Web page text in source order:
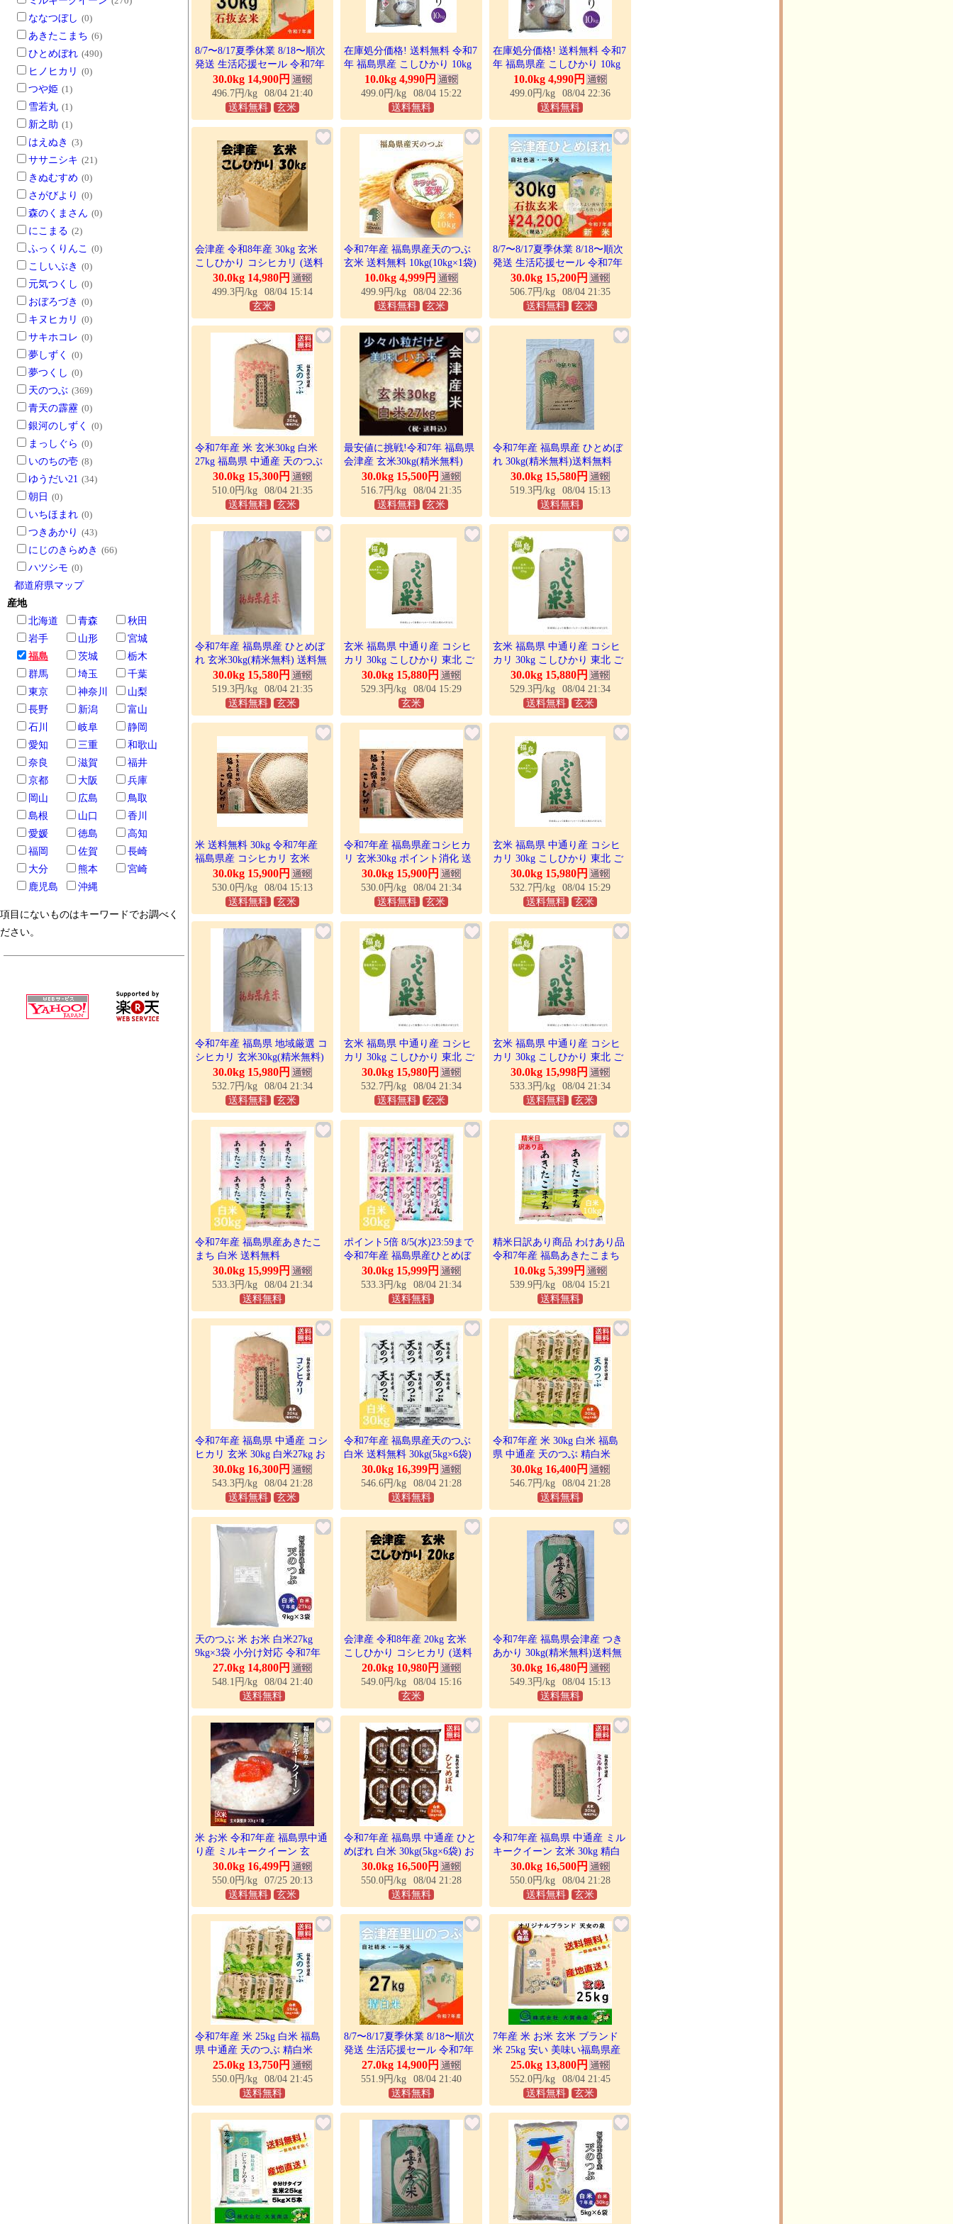
ななつぼし (0)
あきたこまち (6)
ひとめぼれ (490)
ヒノヒカリ (0)
つや姫 (1)
雪若丸 (1)
新之助 (1)
はえぬき (3)
ササニシキ (21)
きぬむすめ (0)
さがびより (0)
森のくまさん (0)
にこまる (2)
ふっくりんこ (0)
こしいぶき (0)
元気つくし (0)
おぼろづき (0)
キヌヒカリ (0)
サキホコレ (0)
夢しずく
(0)
夢つくし (0)
天のつぶ (369)
青天の霹靂 (0)
銀河のしずく
(0)
まっしぐら (0)
いのちの壱 (8)
ゆうだい21 (34)
朝日 (0)
いちほまれ (0)
つきあかり (43)
にじのきらめき (66)
ハツシモ (0)
都道府県マップ
産地
北海道
青森
秋田
岩手
山形
宮城
福島
茨城
栃木
群馬
埼玉
千葉
東京
神奈川
山梨
長野
新潟
富山
石川
岐阜
静岡
愛知
三重
和歌山
奈良
滋賀
福井
京都
大阪
兵庫
岡山
広島
鳥取
島根
山口
香川
愛媛
徳島
高知
福岡
佐賀
長崎
大分
熊本
宮崎
鹿児島
沖縄
項目にないものはキーワードでお調べく
ださい。
8/7〜8/17夏季休業 8/18〜順次
発送 生活応援セール 令和7年
産 会津 里山のつぶ 30kg 玄米
石抜色選 1等 福島県産 送料無
料地域あり
30.0kg 14,900円
496.7円/kg
08/04 21:40
送料無料
玄米
在庫処分価格! 送料無料 令和7
年 福島県産 こしひかり 10kg
米 コシヒカリ 白米
10.0kg 4,990円
499.0円/kg
08/04 15:22
送料無料
在庫処分価格! 送料無料 令和7
年 福島県産 こしひかり 10kg
米 コシヒカリ 白米 爆買
10.0kg 4,990円
499.0円/kg
08/04 22:36
送料無料
会津産 令和8年産 30kg 玄米
こしひかり コシヒカリ (送料
九州地方600円) 農家が食べる
おいしいお米! 熨斗 のし お歳
暮 福島 福島産 会津
30.0kg 14,980円
499.3円/kg
08/04 15:14
玄米
令和7年産 福島県産天のつぶ
玄米 送料無料 10kg(10kg×1袋)
米 お米 玄米 コメ こめ 玄米
10kg
10.0kg 4,999円
499.9円/kg
08/04 22:36
送料無料
玄米
8/7〜8/17夏季休業 8/18〜順次
発送 生活応援セール 令和7年
産 30kg玄米 会津産 ひとめぼ
れ 一等米 石抜色選(産地直
送・送料無料地域あり)
30.0kg 15,200円
506.7円/kg
08/04 21:35
送料無料
玄米
令和7年産 米 玄米30kg 白米
27kg 福島県 中通産 天のつぶ
小分け お米 爆買
30.0kg 15,300円
510.0円/kg
08/04 21:35
送料無料
玄米
最安値に挑戦!令和7年 福島県
会津産 玄米30kg(精米無料)
少々小粒だけど美味しいお米
30.0kg 15,500円
516.7円/kg
08/04 21:35
送料無料
玄米
令和7年産 福島県産 ひとめぼ
れ 30kg(精米無料)送料無料
※※北海道、沖縄は発送見合
わせております。
30.0kg 15,580円
519.3円/kg
08/04 15:13
送料無料
令和7年産 福島県産 ひとめぼ
れ 玄米30kg(精米無料) 送料無
料 ※玄米ご希望の場合は選択
ください
30.0kg 15,580円
519.3円/kg
08/04 21:35
送料無料
玄米
玄米 福島県 中通り産 コシヒ
カリ 30kg こしひかり 東北 ご
飯 ごはん お米 米 福島県産 30
キロ 30kg
30.0kg 15,880円
529.3円/kg
08/04 15:29
玄米
玄米 福島県 中通り産 コシヒ
カリ 30kg こしひかり 東北 ご
飯 ごはん お米 米 福島県産 30
キロ 30kg
30.0kg 15,880円
529.3円/kg
08/04 21:34
送料無料
玄米
米 送料無料 30kg 令和7年産
福島県産 コシヒカリ 玄米
30kg お米 精米無料 送料無料
30.0kg 15,900円
530.0円/kg
08/04 15:13
送料無料
玄米
令和7年産 福島県産コシヒカ
リ 玄米30kg ポイント消化 送
料無料 「爆買」
30.0kg 15,900円
530.0円/kg
08/04 21:34
送料無料
玄米
玄米 福島県 中通り産 コシヒ
カリ 30kg こしひかり 東北 ご
飯 ごはん お米 米 福島県産 30
キロ 30kg
30.0kg 15,980円
532.7円/kg
08/04 15:29
送料無料
玄米
令和7年産 福島県 地域厳選 コ
シヒカリ 玄米30kg(精米無料)
送料無料 ※玄米ご希望の場合
は選択ください
30.0kg 15,980円
532.7円/kg
08/04 21:34
送料無料
玄米
玄米 福島県 中通り産 コシヒ
カリ 30kg こしひかり 東北 ご
飯 ごはん お米 米 福島県産 30
キロ 30kg
30.0kg 15,980円
532.7円/kg
08/04 21:34
送料無料
玄米
玄米 福島県 中通り産 コシヒ
カリ 30kg こしひかり 東北 ご
飯 ごはん お米 米 福島県産 30
キロ 30kg
30.0kg 15,998円
533.3円/kg
08/04 21:34
送料無料
玄米
令和7年産 福島県産あきたこ
まち 白米 送料無料
30kg(5kg×6袋) 米 お米 白米 コ
メ こめ 白米 30kg
30.0kg 15,999円
533.3円/kg
08/04 21:34
送料無料
ポイント5倍 8/5(水)23:59まで
令和7年産 福島県産ひとめぼ
れ 白米 送料無料 30kg(5kg×6
袋) 米 お米 白米 コメ こめ 白
30.0kg 15,999円
533.3円/kg
08/04 21:34
送料無料
精米日訳あり商品 わけあり品
令和7年産 福島あきたこまち
白米 送料無料 10kg 期日指定
不可 即日発送 訳あり米 訳あ
り食品 在庫処分
10.0kg 5,399円
539.9円/kg
08/04 15:21
送料無料
令和7年産 福島県 中通産 コシ
ヒカリ 玄米 30kg 白米27kg お
米 爆買30.0kg 16,300円
543.3円/kg
08/04 21:28
送料無料
玄米
令和7年産 福島県産天のつぶ
白米 送料無料 30kg(5kg×6袋)
米 お米 白米 コメ こめ 白米
30kg
30.0kg 16,399円
546.6円/kg
08/04 21:28
送料無料
令和7年産 米 30kg 白米 福島
県 中通産 天のつぶ 精白米
30kg (5kg×6袋) 小分け お米 爆
30.0kg 16,400円
546.7円/kg
08/04 21:28
送料無料
天のつぶ 米 お米 白米27kg
9kg×3袋 小分け対応 令和7年
産 福島県中通り産
27.0kg 14,800円
548.1円/kg
08/04 21:40
送料無料
会津産 令和8年産 20kg 玄米
こしひかり コシヒカリ (送料
九州地方600円) 農家が食べる
おいしいお米! 熨斗 のし お歳
暮 福島 福島産 会津
20.0kg 10,980円
549.0円/kg
08/04 15:16
玄米
令和7年産 福島県会津産 つき
あかり 30kg(精米無料)送料無
料 ※北海道、沖縄は発送見合
わせております。
30.0kg 16,480円
549.3円/kg
08/04 15:13
送料無料
米 お米 令和7年産 福島県中通
り産 ミルキークイーン 玄
米:30kg(白米:約27kg) 精米無料
送料無料 ※一部地域を除く ※
沖縄県・離島不可
30.0kg 16,499円
550.0円/kg
07/25 20:13
送料無料
玄米
令和7年産 福島県 中通産 ひと
めぼれ 白米 30kg(5kg×6袋) お
米 爆買30.0kg 16,500円
550.0円/kg
08/04 21:28
送料無料
令和7年産 福島県 中通産 ミル
キークイーン 玄米 30kg 精白
米27kg お米 爆買
30.0kg 16,500円
550.0円/kg
08/04 21:28
送料無料
玄米
令和7年産 米 25kg 白米 福島
県 中通産 天のつぶ 精白米
25kg (5kg×5袋) 小分け お米 爆
25.0kg 13,750円
550.0円/kg
08/04 21:45
送料無料
8/7〜8/17夏季休業 8/18〜順次
発送 生活応援セール 令和7年
産 会津 里山のつぶ 27kg 白米
石抜色選 1等 福島県産 送料無
料地域あり
27.0kg 14,900円
551.9円/kg
08/04 21:40
送料無料
7年産 米 お米 玄米 ブランド
米 25kg 安い 美味い福島県産
送料無料 天女の泉25kg 玄米
25.0kg 13,800円
552.0円/kg
08/04 21:45
送料無料
玄米